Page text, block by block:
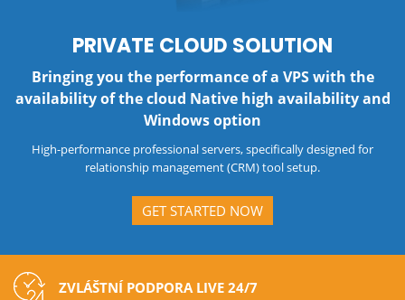
PRIVATE CLOUD SOLUTION
Bringing you the performance of a VPS with the
availability of the cloud Native high availability and
Windows option
High-performance professional servers, specifically designed for
relationship management (CRM) tool setup.
GET STARTED NOW
ZVLÁŠTNÍ PODPORA LIVE 24/7